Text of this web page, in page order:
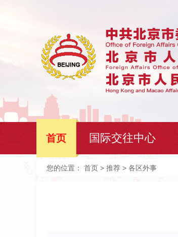
首页 国际交往中心
您的位置： 首页 > 推荐 > 各区外事